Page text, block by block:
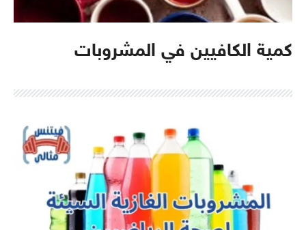
كمية الكافيين في المشروبات